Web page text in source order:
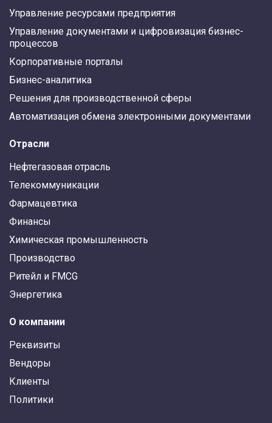
Управление ресурсами предприятия
Управление документами и цифровизация бизнес-
процессов
Корпоративные порталы
Бизнес-аналитика
Решения для производственной сферы
Автоматизация обмена электронными документами
Отрасли
Нефтегазовая отрасль
Телекоммуникации
Фармацевтика
Финансы
Химическая промышленность
Производство
Ритейл и FMCG
Энергетика
О компании
Реквизиты
Вендоры
Клиенты
Политики